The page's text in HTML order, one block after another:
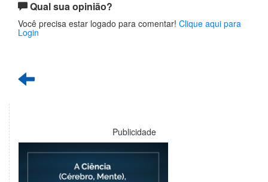
Qual sua opinião?
Você precisa estar logado para comentar! Clique aqui para
Login
Publicidade